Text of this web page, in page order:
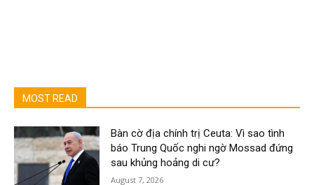
MOST READ
Bàn cờ địa chính trị Ceuta: Vì sao tình
báo Trung Quốc nghi ngờ Mossad đứng
sau khủng hoảng di cư?
August 7, 2026